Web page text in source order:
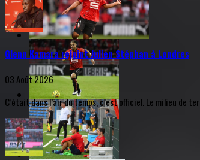
Glenn Kamara rejoint Julien Stéphan à Londres
03 Août 2026
C’était dans l’air du temps, c’est officiel. Le milieu de